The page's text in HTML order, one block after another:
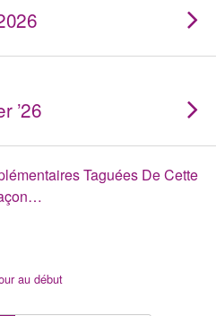
’26
Taguées De Cette
au début